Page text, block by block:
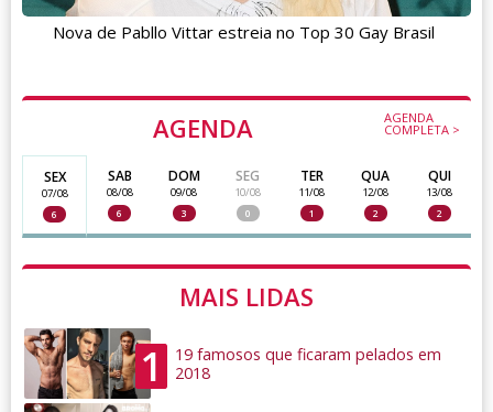
AGENDA AGENDA
COMPLETA >
SEX
07/08
6
SAB
08/08
6
DOM
09/08
3
SEG
10/08
0
TER
11/08
1
QUA
12/08
2
QUI
13/08
2
MAIS LIDAS
1
19 famosos que ficaram pelados em
2018
Nova de Pabllo Vittar estreia no Top 30 Gay Brasil